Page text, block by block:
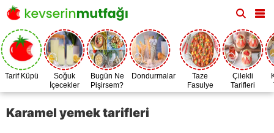
Tarif Küpü
Soğuk
İçecekler
Bugün Ne
Pişirsem?
Dondurmalar
Taze
Fasulye
Zamanı
Çilekli
Tarifleri
Karamel yemek tarifleri